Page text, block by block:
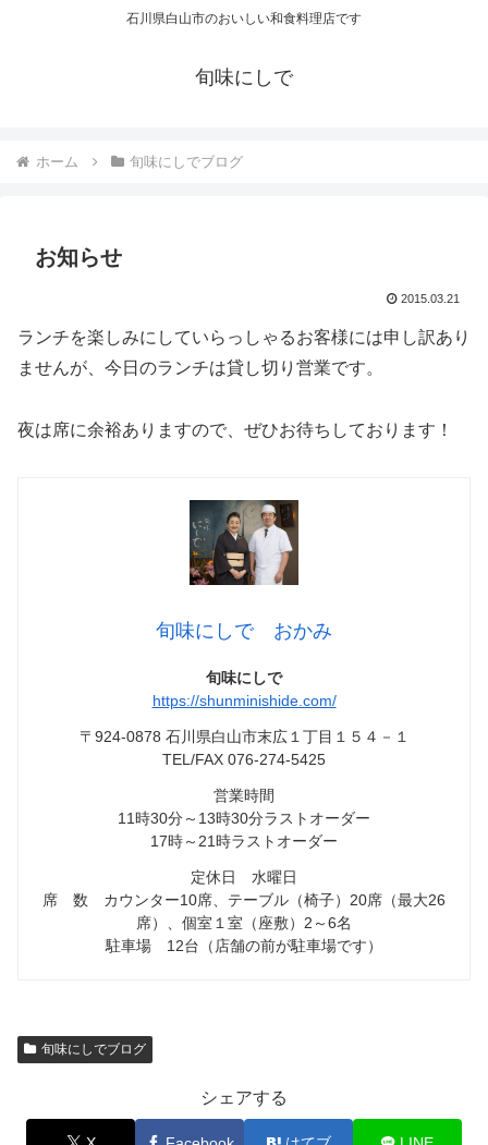
石川県白山市のおいしい和食料理店です
旬味にしで
ホーム 旬味にしでブログ
お知らせ
2015.03.21
ランチを楽しみにしていらっしゃるお客様には申し訳あり
ませんが、今日のランチは貸し切り営業です。
夜は席に余裕ありますので、ぜひお待ちしております！
旬味にしで おかみ
旬味にしで
https://shunminishide.com/
〒924-0878 石川県白山市末広１丁目１５４－１
TEL/FAX 076-274-5425
営業時間
11時30分～13時30分ラストオーダー
17時～21時ラストオーダー
定休日 水曜日
席 数 カウンター10席、テーブル（椅子）20席（最大26
席）、個室１室（座敷）2～6名
駐車場 12台（店舗の前が駐車場です）
旬味にしでブログ
シェアする